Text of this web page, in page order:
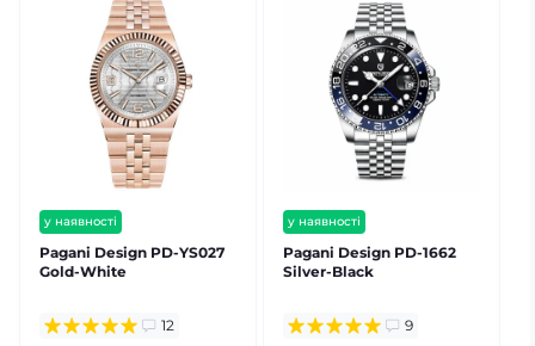
у наявності
безкоштовна доставка
гарантія 12 міс
Pagani Design PD-YS027
Gold-White
12
у наявності
безкоштовна доставка
гарантія 12 міс
Pagani Design PD-1662
Silver-Black
9